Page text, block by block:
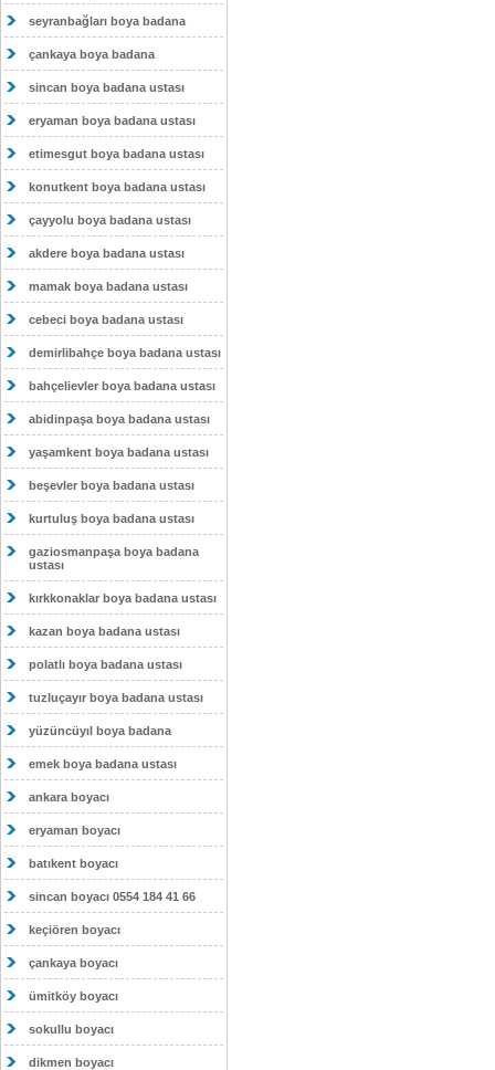
seyranbağları boya badana
çankaya boya badana
sincan boya badana ustası
eryaman boya badana ustası
etimesgut boya badana ustası
konutkent boya badana ustası
çayyolu boya badana ustası
akdere boya badana ustası
mamak boya badana ustası
cebeci boya badana ustası
demirlibahçe boya badana ustası
bahçelievler boya badana ustası
abidinpaşa boya badana ustası
yaşamkent boya badana ustası
beşevler boya badana ustası
kurtuluş boya badana ustası
gaziosmanpaşa boya badana
ustası
kırkkonaklar boya badana ustası
kazan boya badana ustası
polatlı boya badana ustası
tuzluçayır boya badana ustası
yüzüncüyıl boya badana
emek boya badana ustası
ankara boyacı
eryaman boyacı
batıkent boyacı
sincan boyacı 0554 184 41 66
keçiören boyacı
çankaya boyacı
ümitköy boyacı
sokullu boyacı
dikmen boyacı